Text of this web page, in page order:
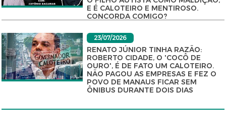
E É CALOTEIRO E MENTIROSO.
CONCORDA COMIGO?
23/07/2026
RENATO JÚNIOR TINHA RAZÃO:
ROBERTO CIDADE, O 'COCÔ DE
OURO', É DE FATO UM CALOTEIRO.
NÃO PAGOU AS EMPRESAS E FEZ O
POVO DE MANAUS FICAR SEM
ÔNIBUS DURANTE DOIS DIAS